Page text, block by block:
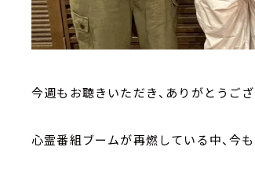
今週もお聴きいただき、ありがとうござ
心霊番組ブームが再燃している中、今